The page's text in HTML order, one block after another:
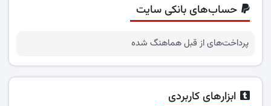
حساب‌های بانکی سایت
پرداخت‌های از قبل هماهنگ شده
ابزارهای کاربردی